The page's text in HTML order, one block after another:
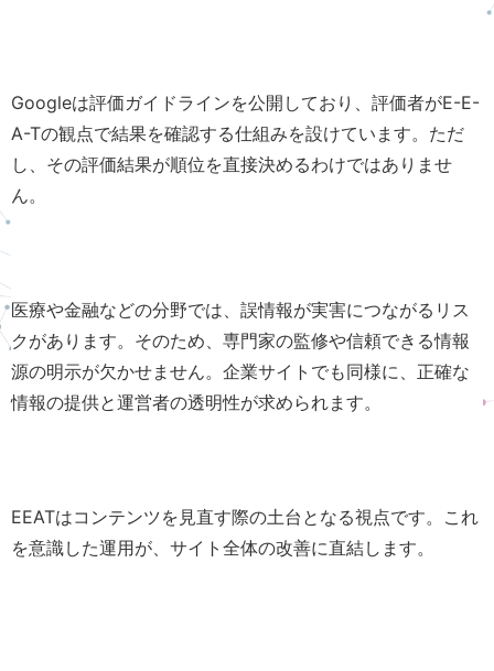
Googleは評価ガイドラインを公開しており、評価者がE-E-
A-Tの観点で結果を確認する仕組みを設けています。ただ
し、その評価結果が順位を直接決めるわけではありませ
ん。
医療や金融などの分野では、誤情報が実害につながるリス
クがあります。そのため、専門家の監修や信頼できる情報
源の明示が欠かせません。企業サイトでも同様に、正確な
情報の提供と運営者の透明性が求められます。
EEATはコンテンツを見直す際の土台となる視点です。これ
を意識した運用が、サイト全体の改善に直結します。